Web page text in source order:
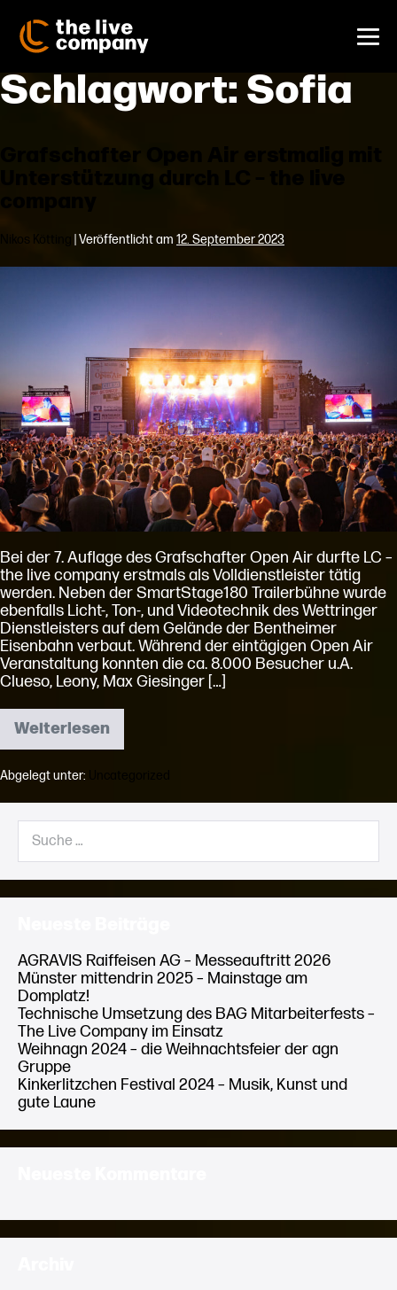
Inhalt
springen
Schlagwort: Sofia
Grafschafter Open Air erstmalig mit
Unterstützung durch LC – the live
Nikos Kötting Veröffentlicht am 12. September 2023
Unterstützung
LC
–
the
live
company
Bei der 7. Auflage des Grafschafter Open Air durfte LC –
the live company erstmals als Volldienstleister tätig
werden. Neben der SmartStage180 Trailerbühne wurde
ebenfalls Licht-, Ton-, und Videotechnik des Wettringer
Dienstleisters auf dem Gelände der Bentheimer
Eisenbahn verbaut. Während der eintägigen Open Air
Veranstaltung konnten die ca. 8.000 Besucher u.A.
Clueso, Leony, Max Giesinger […]
WeiterlesenGrafschafter
Open
Air
erstmalig
mit
LC
–
the
live
Abgelegt unter:
Suche
nach:
AGRAVIS Raiffeisen AG – Messeauftritt 2026
Münster mittendrin 2025 – Mainstage am
Domplatz!
Technische Umsetzung des BAG Mitarbeiterfests –
The Live Company im Einsatz
Weihnagn 2024 – die Weihnachtsfeier der agn
Gruppe
Kinkerlitzchen Festival 2024 – Musik, Kunst und
gute Laune